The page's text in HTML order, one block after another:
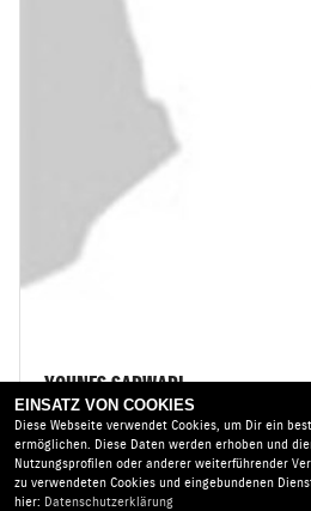
YOUNES SARWARI
EINSATZ VON COOKIES
Diese Webseite verwendet Cookies, um Dir ein
ermöglichen. Diese Daten werden erhoben und
Nutzungsprofilen oder anderer weiterführender
zu verwendeten Cookies und eingebundenen
hier: Datenschutzerklärung